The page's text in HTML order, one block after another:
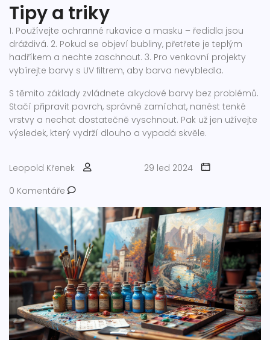
Tipy a triky
1. Používejte ochranné rukavice a masku – ředidla jsou
dráždivá. 2. Pokud se objeví bubliny, přetřete je teplým
hadříkem a nechte zaschnout. 3. Pro venkovní projekty
vybírejte barvy s UV filtrem, aby barva nevybledla.
S těmito základy zvládnete alkydové barvy bez problémů.
Stačí připravit povrch, správně zamíchat, nanést tenké
vrstvy a nechat dostatečně vyschnout. Pak už jen užívejte
výsledek, který vydrží dlouho a vypadá skvěle.
Leopold Křenek
29 led 2024
0 Komentáře